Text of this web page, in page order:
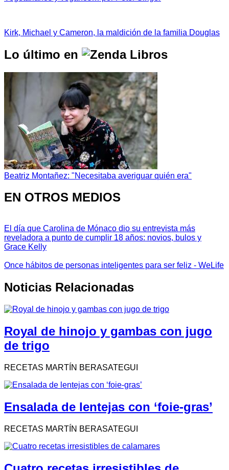
Kirk, Michael y Cameron, la maldición de la familia Douglas
Lo último en
Beatriz Montañez: "Necesitaba averiguar quién era"
EN OTROS MEDIOS
El día que Carolina de Mónaco dio su entrevista más
reveladora a punto de cumplir 18 años: novios, bulos y
Grace Kelly
Once hábitos de personas inteligentes para ser feliz - WeLife
Noticias Relacionadas
Royal de hinojo y gambas con jugo
de trigo
RECETAS MARTÍN BERASATEGUI
Ensalada de lentejas con ‘foie-gras’
RECETAS MARTÍN BERASATEGUI